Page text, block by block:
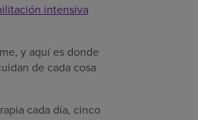
intensiva
y aquí es donde
de cada cosa
cada día, cinco